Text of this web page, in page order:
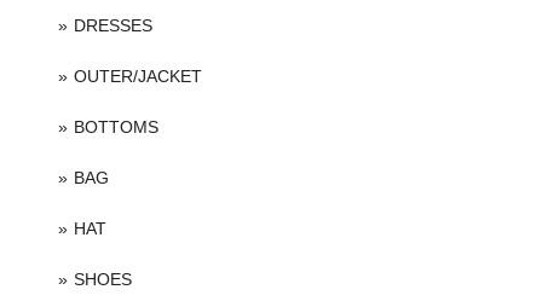
DRESSES
OUTER/JACKET
BOTTOMS
BAG
HAT
SHOES